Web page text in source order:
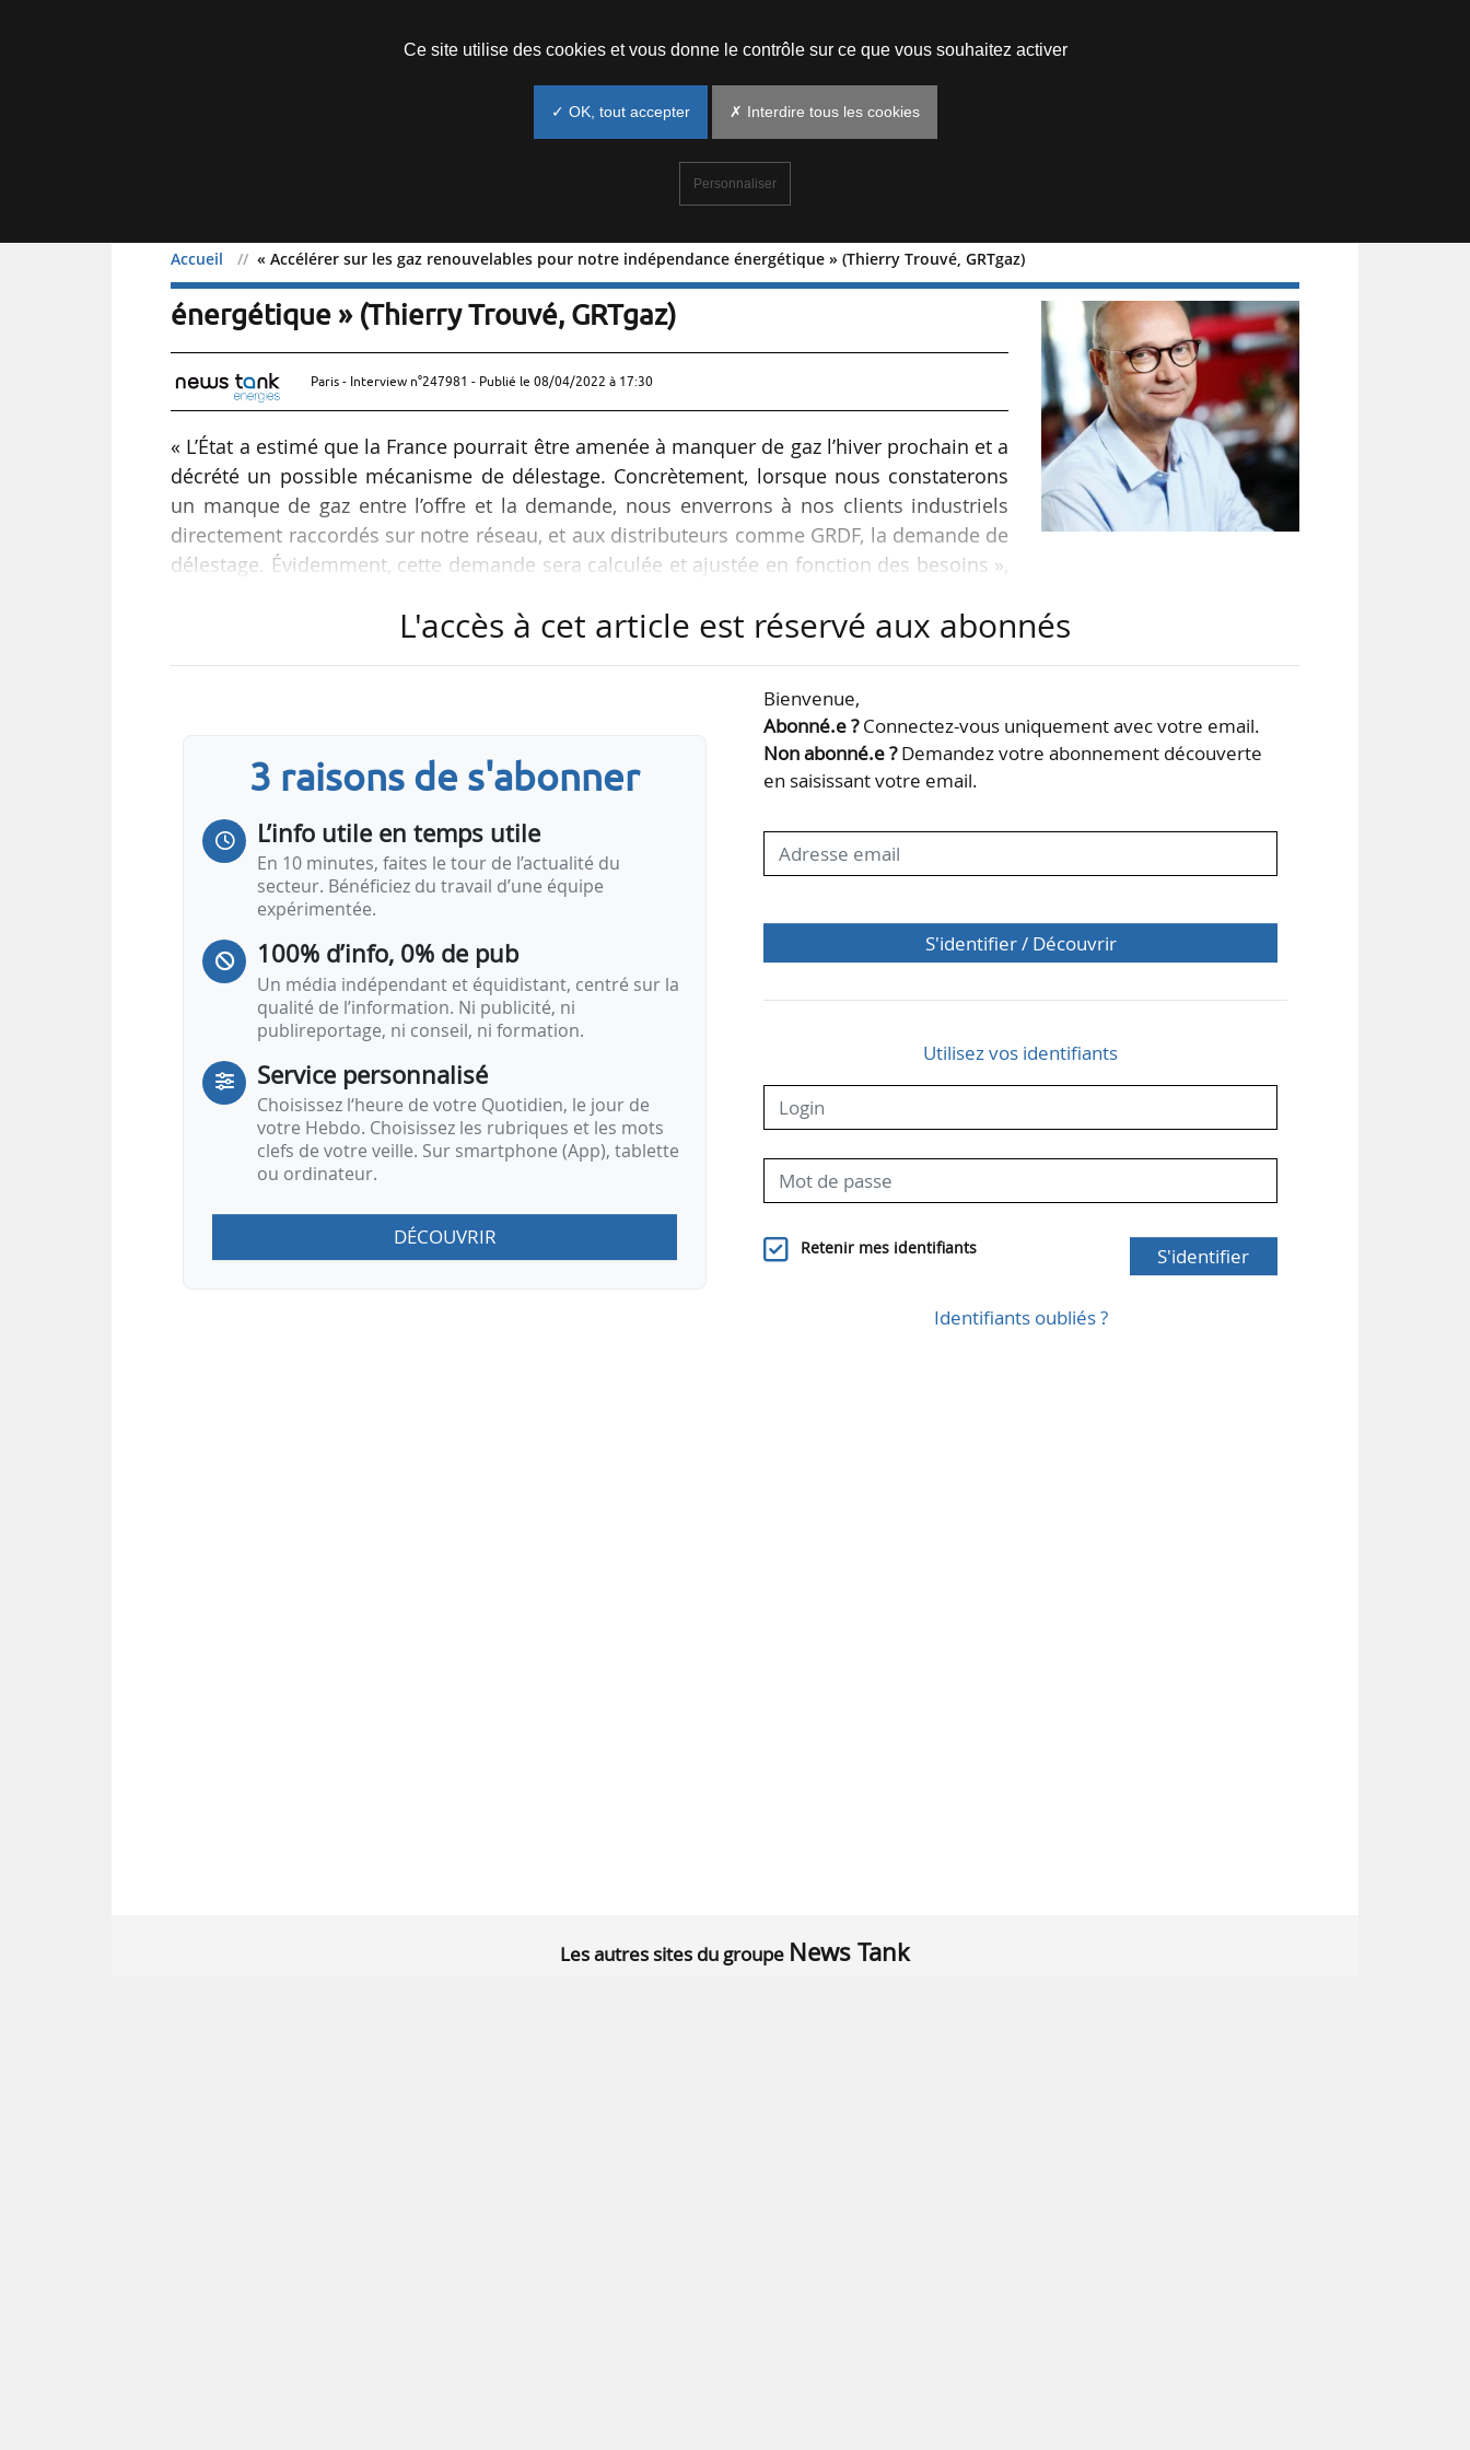
Accueil « Accélérer sur les gaz renouvelables pour notre indépendance énergétique » (Thierry Trouvé, GRTgaz)
« Accélérer sur les gaz renouvelables pour notre indépendance
énergétique » (Thierry Trouvé, GRTgaz)
Paris - Interview n°247981 - Publié le 08/04/2022 à 17:30
« L’État a estimé que la France pourrait être amenée à manquer de gaz l’hiver prochain et a
décrété un possible mécanisme de délestage. Concrètement, lorsque nous constaterons
un manque de gaz entre l’offre et la demande, nous enverrons à nos clients industriels
directement raccordés sur notre réseau, et aux distributeurs comme GRDF, la demande de
délestage. Évidemment, cette demande sera calculée et ajustée en fonction des besoins »,
plus de 5 GWh par an, le 08/04/2022. Le texte complète des dispositions déjà existantes
L'accès à cet article est réservé aux abonnés
3 raisons de s'abonner
L’info utile en temps utile
En 10 minutes, faites le tour de l’actualité du
secteur. Bénéficiez du travail d’une équipe
expérimentée.
100% d’info, 0% de pub
Un média indépendant et équidistant, centré sur la
qualité de l’information. Ni publicité, ni
publireportage, ni conseil, ni formation.
Service personnalisé
Choisissez l‘heure de votre Quotidien, le jour de
votre Hebdo. Choisissez les rubriques et les mots
clefs de votre veille. Sur smartphone (App), tablette
ou ordinateur.
DÉCOUVRIR
Bienvenue,
Abonné.e ?Connectez-vous uniquement avec votre email.
Non abonné.e ?Demandez votre abonnement découverte
en saisissant votre email.
S'identifier / Découvrir
Utilisez vos identifiants
Retenir mes identifiants S'identifier
Identifiants oubliés ?
Les autres sites du groupe News Tank
Ce site utilise des cookies et vous donne le contrôle sur ce que vous souhaitez activer
✓ OK, tout accepter ✗ Interdire tous les cookies
Personnaliser